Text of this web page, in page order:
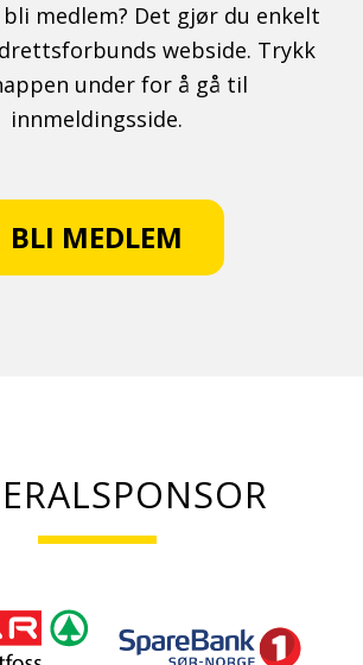
medlem? Det gjør du enkelt
webside. Trykk
under for å gå til
innmeldingsside.
BLI MEDLEM